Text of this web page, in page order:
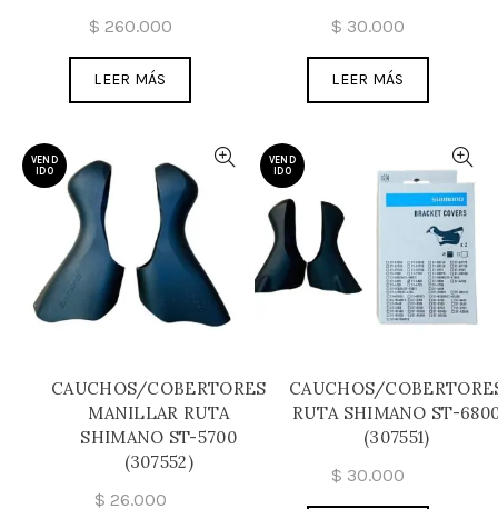
$ 260.000
LEER MÁS
$ 30.000
LEER MÁS
VEND
IDO
CAUCHOS/COBERTORES
MANILLAR RUTA
SHIMANO ST-5700
(307552)
$ 26.000
VEND
IDO
CAUCHOS/
RUTA SHIMANO ST-
(307551)
$ 30.000